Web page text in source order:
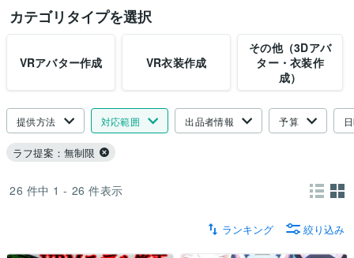
カテゴリタイプを選択
VRアバター作成 VR衣装作成
その他（3Dアバ
ター・衣装作
成）
提供方法 対応範囲 出品者情報 予算
ラフ提案：無制限
26 件中 1 - 26 件表示
ランキング 絞り込み